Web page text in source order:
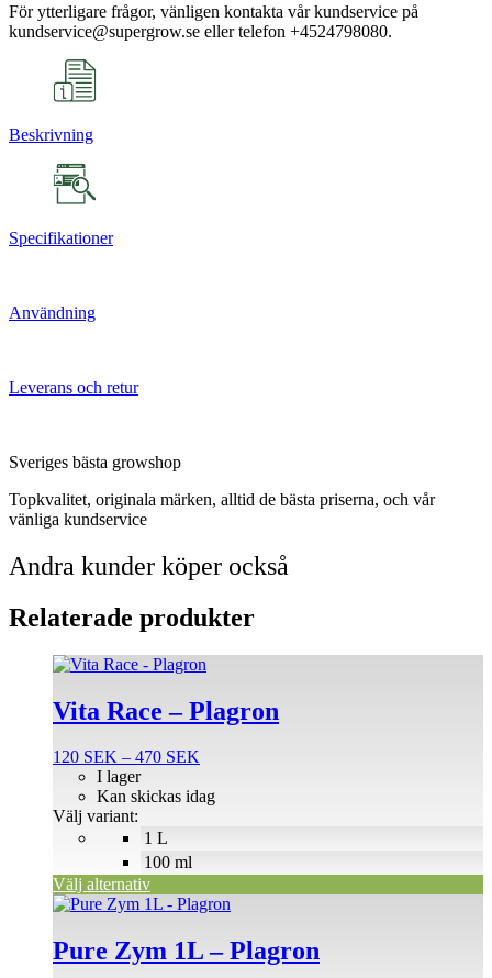
För ytterligare frågor, vänligen kontakta vår kundservice på
kundservice@supergrow.se eller telefon +4524798080.
Beskrivning
Specifikationer
Användning
Leverans och retur
Sveriges bästa growshop
Topkvalitet, originala märken, alltid de bästa priserna, och vår
vänliga kundservice
Andra kunder köper också
Relaterade produkter
Vita Race – Plagron
120 SEK – 470 SEK
till
1 L
100 ml
I lager
Kan skickas idag
Välj variant:
Välj alternativ
Den
produkten
har
varianter.
olika
alternativen
på
produktsidan
Pure Zym 1L – Plagron